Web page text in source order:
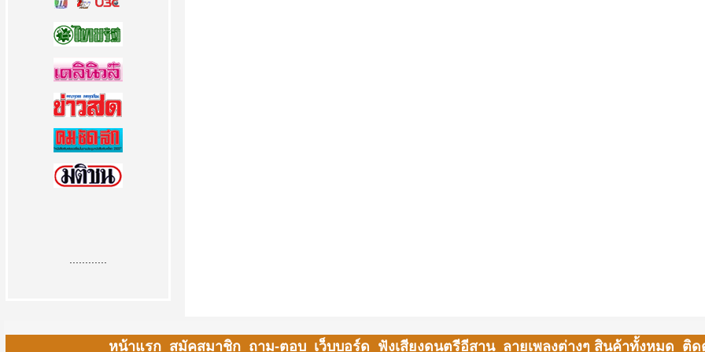
หน้าแรก สมัคสมาชิก ถาม-ตอบ เว็บบอร์ด ฟังเสียงดนตรีอีสาน ลายเพลงต่างๆ สินค้าทั้งหมด ติด